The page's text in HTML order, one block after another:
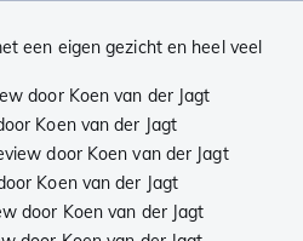
een eigen gezicht en heel veel
door Koen van der Jagt
Koen van der Jagt
door Koen van der Jagt
Koen van der Jagt
door Koen van der Jagt